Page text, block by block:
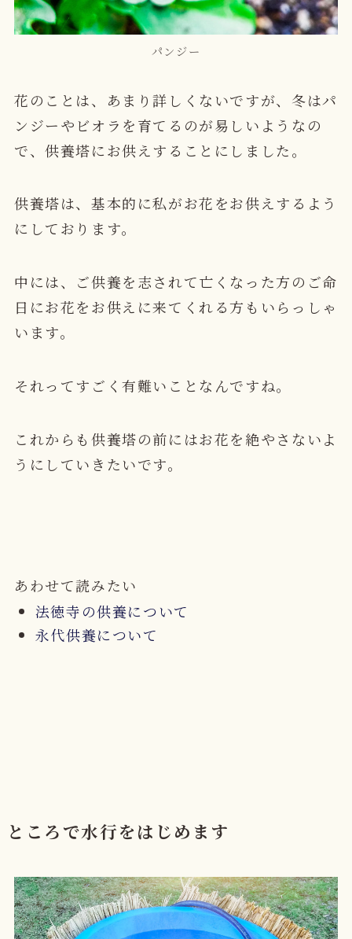
パンジー
花のことは、あまり詳しくないですが、冬はパ
ンジーやビオラを育てるのが易しいようなの
で、供養塔にお供えすることにしました。
供養塔は、基本的に私がお花をお供えするよう
にしております。
中には、ご供養を志されて亡くなった方のご命
日にお花をお供えに来てくれる方もいらっしゃ
います。
それってすごく有難いことなんですね。
これからも供養塔の前にはお花を絶やさないよ
うにしていきたいです。
あわせて読みたい
法徳寺の供養について
永代供養について
ところで水行をはじめます